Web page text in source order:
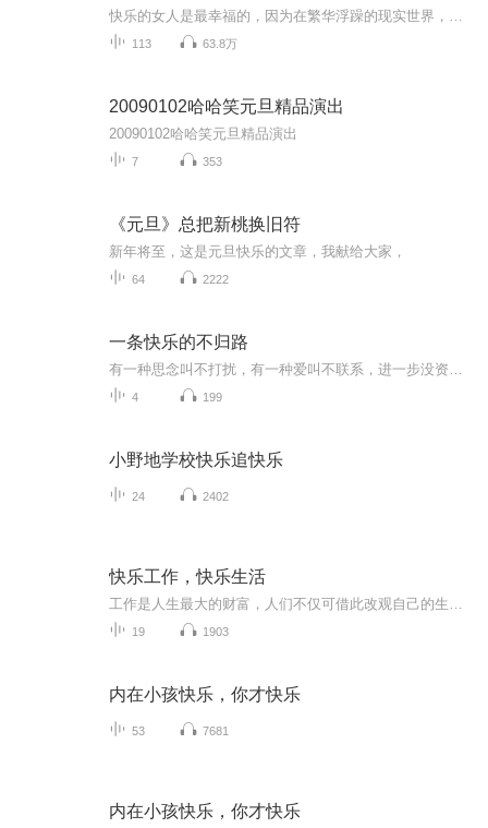
113 63.8万
20090102哈哈笑元旦精品演出
20090102哈哈笑元旦精品演出
7 353
《元旦》总把新桃换旧符
新年将至，这是元旦快乐的文章，我献给大家，
64 2222
一条快乐的不归路
4 199
小野地学校快乐追快乐
24 2402
快乐工作，快乐生活
19 1903
内在小孩快乐，你才快乐
53 7681
内在小孩快乐，你才快乐